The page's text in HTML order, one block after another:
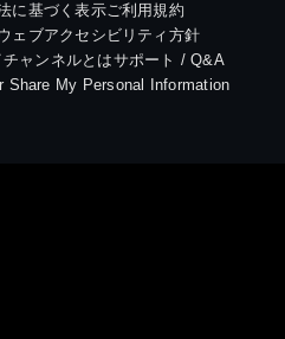
に基づく表示ご利用規約
ェブアクセシビリティ方針
ャンネルとはサポート / Q&A
Share My Personal Information